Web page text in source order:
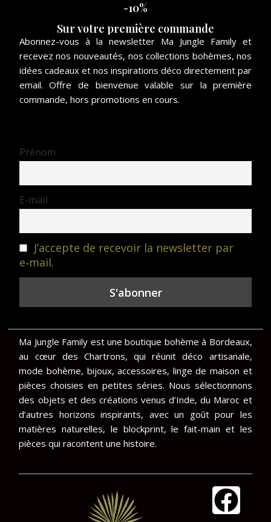
-10%
Sur votre première commande
Abonnez-vous à la newsletter Ma Jungle Family et
recevez nos nouveautés, nos collections bohèmes, nos
idées cadeaux et nos inspirations déco directement par
email. Offre de bienvenue valable sur la première
commande, hors promotions en cours.
Prénom
E-mail
J’accepte de recevoir la newsletter par
e‑mail.
Ma Jungle Family est une boutique bohème à Bordeaux,
au cœur des Chartrons, qui réunit déco artisanale,
mode bohème, bijoux, accessoires, linge de maison et
pièces choisies en petites séries. Nous sélectionnons
des objets et des créations venus d’Inde, du Maroc et
d’autres horizons inspirants, avec un goût pour les
matières naturelles, le blockprint, le fait-main et les
pièces qui racontent une histoire.
F
I